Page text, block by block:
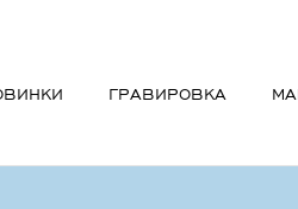
ГРАВИРОВКА